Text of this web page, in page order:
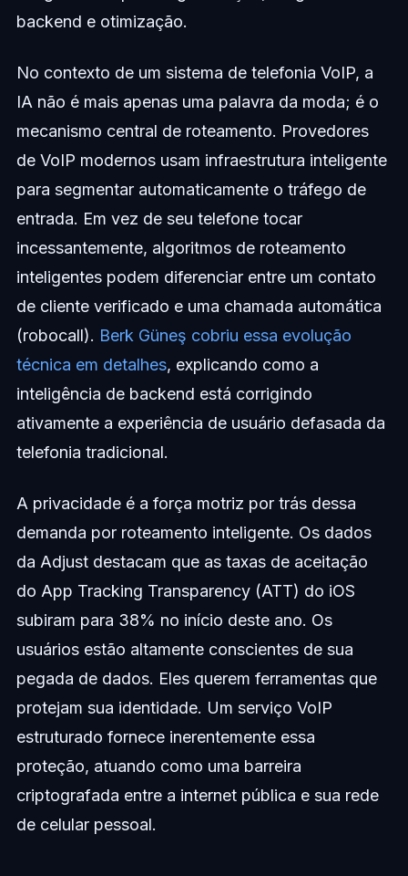
backend e otimização.
No contexto de um sistema de telefonia VoIP, a
IA não é mais apenas uma palavra da moda; é o
mecanismo central de roteamento. Provedores
de VoIP modernos usam infraestrutura inteligente
para segmentar automaticamente o tráfego de
entrada. Em vez de seu telefone tocar
incessantemente, algoritmos de roteamento
inteligentes podem diferenciar entre um contato
de cliente verificado e uma chamada automática
(robocall). Berk Güneş cobriu essa evolução
técnica em detalhes, explicando como a
inteligência de backend está corrigindo
ativamente a experiência de usuário defasada da
telefonia tradicional.
A privacidade é a força motriz por trás dessa
demanda por roteamento inteligente. Os dados
da Adjust destacam que as taxas de aceitação
do App Tracking Transparency (ATT) do iOS
subiram para 38% no início deste ano. Os
usuários estão altamente conscientes de sua
pegada de dados. Eles querem ferramentas que
protejam sua identidade. Um serviço VoIP
estruturado fornece inerentemente essa
proteção, atuando como uma barreira
criptografada entre a internet pública e sua rede
de celular pessoal.